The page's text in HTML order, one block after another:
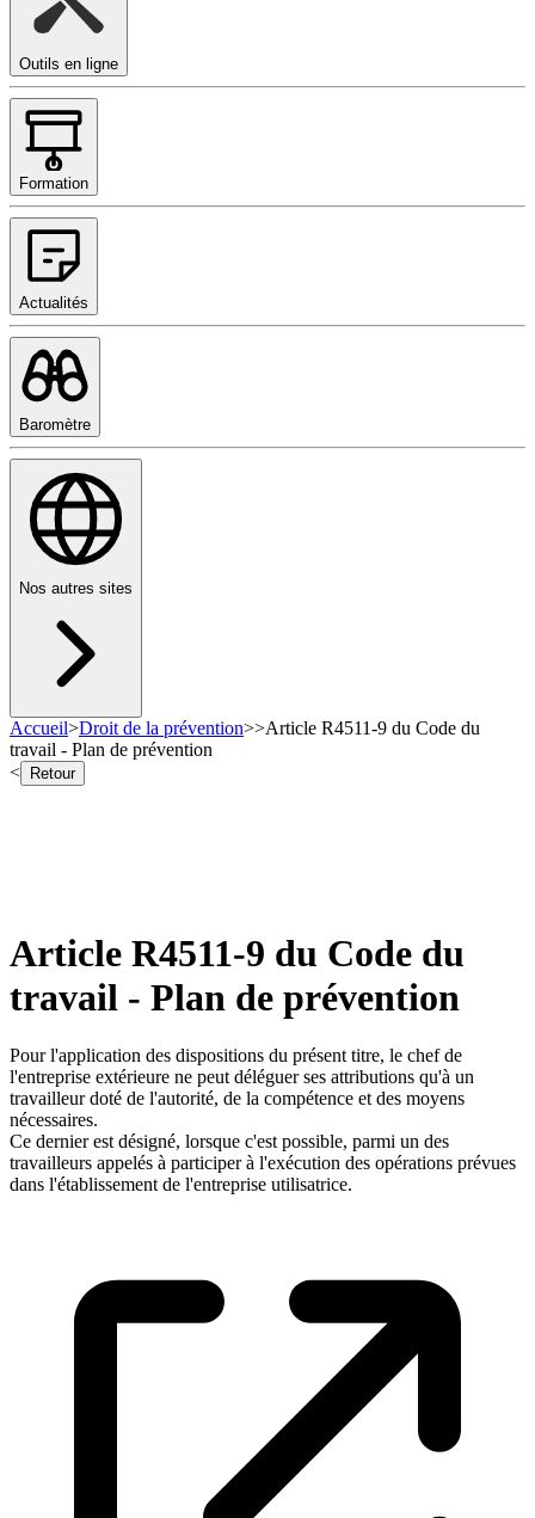
Outils en ligne
Formation
Actualités
Baromètre
Nos autres sites
Accueil>Droit de la prévention>>Article R4511-9 du Code du
travail - Plan de prévention
<
Retour
Article R4511-9 du Code du
travail - Plan de prévention
Pour l'application des dispositions du présent titre, le chef de
l'entreprise extérieure ne peut déléguer ses attributions qu'à un
travailleur doté de l'autorité, de la compétence et des moyens
nécessaires.
Ce dernier est désigné, lorsque c'est possible, parmi un des
travailleurs appelés à participer à l'exécution des opérations prévues
dans l'établissement de l'entreprise utilisatrice.